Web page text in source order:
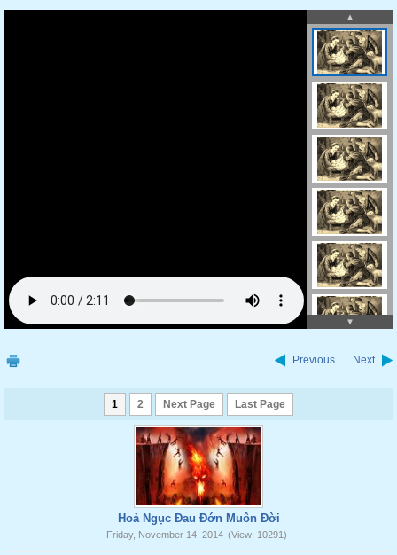
Previous Next
1 2 Next Page Last Page
Hoả Ngục Đau Đớn Muôn Đời
Friday, November 14, 2014 (View: 10291)